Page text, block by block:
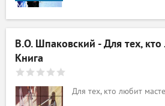
Мб.
В.О. Шпаковский - Для тех, кто
Книга
Для тех, кто любит